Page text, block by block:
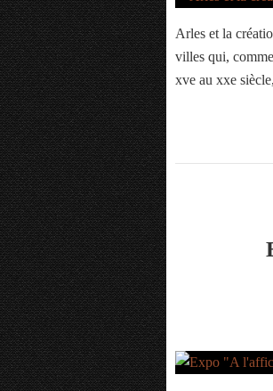
Arles et la
villes qui,
xve au xxe